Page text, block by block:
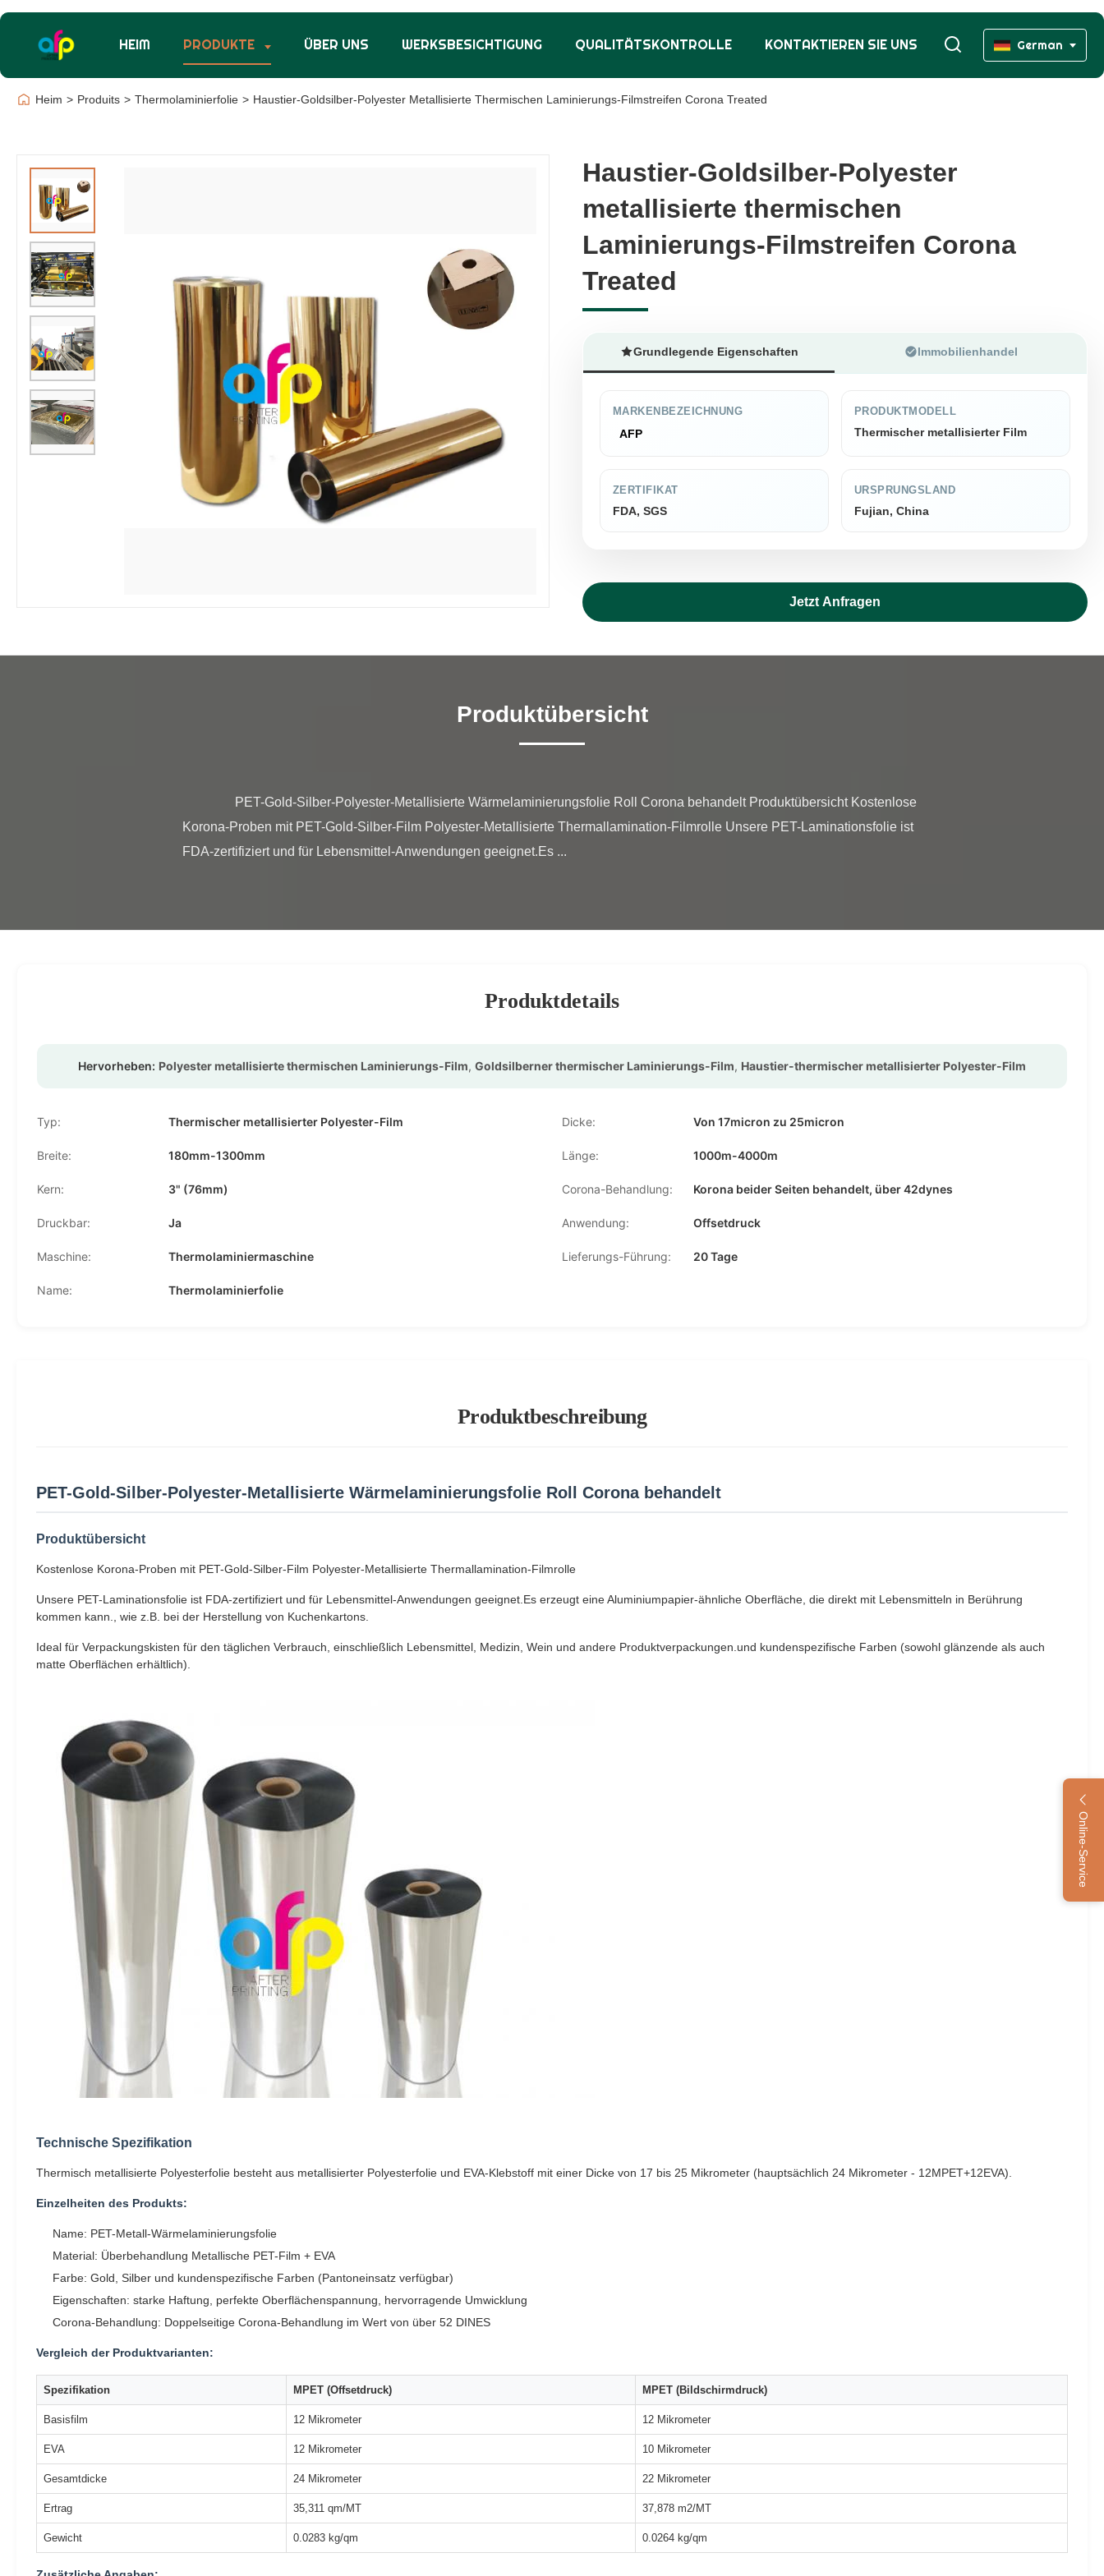
HEIM PRODUKTE ÜBER UNS WERKSBESICHTIGUNG QUALITÄTSKONTROLLE KONTAKTIEREN SIE UNS German
Online-Service
Heim > Produits > Thermolaminierfolie > Haustier-Goldsilber-Polyester Metallisierte Thermischen Laminierungs-Filmstreifen Corona Treated
Haustier-Goldsilber-Polyester
metallisierte thermischen
Laminierungs-Filmstreifen Corona
Treated
Haustier-Goldsilber-Polyester
metallisierte thermischen
Laminierungs-Filmstreifen Corona
Treated
Grundlegende Eigenschaften Immobilienhandel
MARKENBEZEICHNUNG
AFP
PRODUKTMODELL
Thermischer metallisierter Film
ZERTIFIKAT
FDA, SGS
URSPRUNGSLAND
Fujian, China
Jetzt Anfragen
Produktübersicht
Korona-Proben mit PET-Gold-Silber-Film Polyester-Metallisierte Thermallamination-Filmrolle Unsere PET-Laminationsfolie ist
FDA-zertifiziert und für Lebensmittel-Anwendungen geeignet.Es ...
Produktdetails
Hervorheben: Polyester metallisierte thermischen Laminierungs-Film, Goldsilberner thermischer Laminierungs-Film, Haustier-thermischer metallisierter Polyester-Film
Typ: Thermischer metallisierter Polyester-Film Dicke: Von 17micron zu 25micron
Breite: 180mm-1300mm Länge: 1000m-4000m
Kern: 3" (76mm) Corona-Behandlung: Korona beider Seiten behandelt, über 42dynes
Druckbar: Ja Anwendung: Offsetdruck
Maschine: Thermolaminiermaschine Lieferungs-Führung: 20 Tage
Name: Thermolaminierfolie
Produktbeschreibung
PET-Gold-Silber-Polyester-Metallisierte Wärmelaminierungsfolie Roll Corona behandelt
Produktübersicht
Kostenlose Korona-Proben mit PET-Gold-Silber-Film Polyester-Metallisierte Thermallamination-Filmrolle
Unsere PET-Laminationsfolie ist FDA-zertifiziert und für Lebensmittel-Anwendungen geeignet.Es erzeugt eine Aluminiumpapier-ähnliche Oberfläche, die direkt mit Lebensmitteln in Berührung
kommen kann., wie z.B. bei der Herstellung von Kuchenkartons.
Ideal für Verpackungskisten für den täglichen Verbrauch, einschließlich Lebensmittel, Medizin, Wein und andere Produktverpackungen.und kundenspezifische Farben (sowohl glänzende als auch
matte Oberflächen erhältlich).
Technische Spezifikation
Thermisch metallisierte Polyesterfolie besteht aus metallisierter Polyesterfolie und EVA-Klebstoff mit einer Dicke von 17 bis 25 Mikrometer (hauptsächlich 24 Mikrometer - 12MPET+12EVA).
Einzelheiten des Produkts:
Name: PET-Metall-Wärmelaminierungsfolie
Material: Überbehandlung Metallische PET-Film + EVA
Farbe: Gold, Silber und kundenspezifische Farben (Pantoneinsatz verfügbar)
Eigenschaften: starke Haftung, perfekte Oberflächenspannung, hervorragende Umwicklung
Corona-Behandlung: Doppelseitige Corona-Behandlung im Wert von über 52 DINES
Vergleich der Produktvarianten:
Spezifikation MPET (Offsetdruck) MPET (Bildschirmdruck)
Basisfilm 12 Mikrometer 12 Mikrometer
EVA 12 Mikrometer 10 Mikrometer
Gesamtdicke 24 Mikrometer 22 Mikrometer
Ertrag 35,311 qm/MT 37,878 m2/MT
Gewicht 0.0283 kg/qm 0.0264 kg/qm